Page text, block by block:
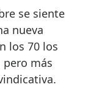
se siente
nueva
los 70 los
más